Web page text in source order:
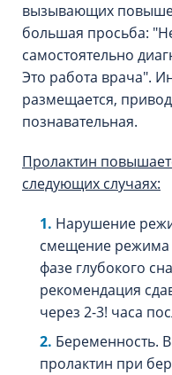
вызывающих
большая просьба:
самостоятельно
Это работа врача".
размещается,
познавательная.
Пролактин
следующих случаях:
Нарушение
смещение режима
фазе глубокого
рекомендация
через 2-3! часа
Беременность.
пролактин при